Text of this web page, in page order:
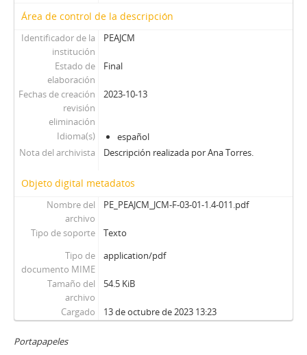
Área de control de la descripción
Identificador de la
institución
PEAJCM
Estado de
elaboración
Final
Fechas de creación
revisión
eliminación
2023-10-13
Idioma(s)
español
Nota del archivista
Descripción realizada por Ana Torres.
Objeto digital metadatos
Nombre del
archivo
PE_PEAJCM_JCM-F-03-01-1.4-011.pdf
Tipo de soporte
Texto
Tipo de
documento MIME
application/pdf
Tamaño del
archivo
54.5 KiB
Cargado 13 de octubre de 2023 13:23
Portapapeles